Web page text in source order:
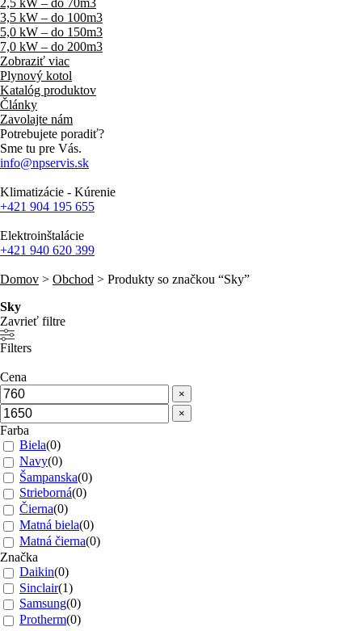
2,5 kW – do 70m3
3,5 kW – do 100m3
5,0 kW – do 150m3
7,0 kW – do 200m3
Zobraziť viac
Plynový kotol
Katalóg produktov
Články
Zavolajte nám
Potrebujete poradiť?
Sme tu pre Vás.
info@npservis.sk
Klimatizácie - Kúrenie
+421 904 195 655
Elektroinštalácie
+421 940 620 399
Domov > Obchod > Produkty so značkou “Sky”
Sky
Zavrieť filtre
Filters
Cena
×
×
Farba
Biela(0)
Navy(0)
Šampanska(0)
Strieborná(0)
Čierna(0)
Matná biela(0)
Matná čierna(0)
Značka
Daikin(0)
Sinclair(1)
Samsung(0)
Protherm(0)